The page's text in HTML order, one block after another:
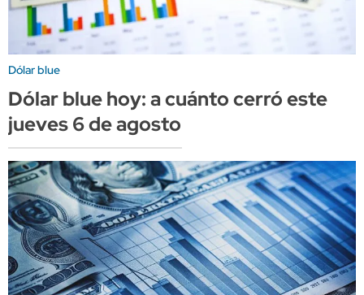
Dólar blue
Dólar blue hoy: a cuánto cerró este
jueves 6 de agosto